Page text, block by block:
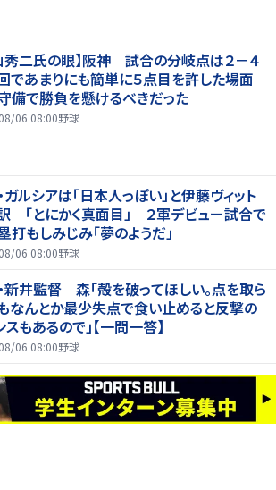
秀二氏の眼】阪神 試合の分岐点は２－４
であまりにも簡単に５点目を許した場面
備で勝負を懸けるべきだった
06 08:00野球
ガルシアは「日本人っぽい」と伊藤ヴィット
「とにかく真面目」 ２軍デビュー試合で
打もしみじみ「夢のようだ」
06 08:00野球
新井監督 森「殻を破ってほしい。点を取ら
なんとか最少失点で食い止めると反撃の
スもあるので」【一問一答】
06 08:00野球